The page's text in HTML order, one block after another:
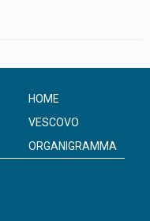
HOME
VESCOVO
ORGANIGRAMMA